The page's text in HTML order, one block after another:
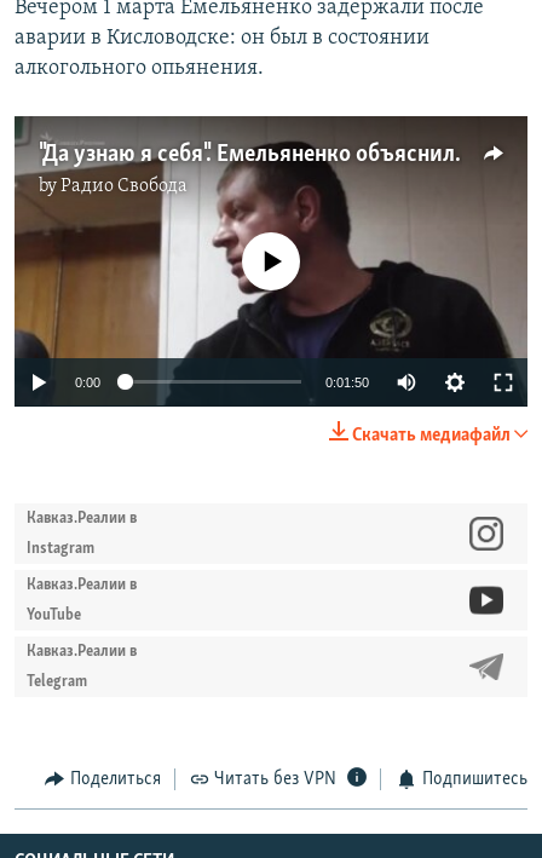
Вечером 1 марта Емельяненко задержали после
аварии в Кисловодске: он был в состоянии
алкогольного опьянения.
"Да узнаю я себя". Емельяненко объяснился в суде после хамства полиции
byРадио Свобода
No media source currently available
0:00 0:01:50
Скачать медиафайл
Кавказ.Реалии в
Instagram
Кавказ.Реалии в
YouTube
Кавказ.Реалии в
Telegram
Поделиться Читать без VPN Подпишитесь